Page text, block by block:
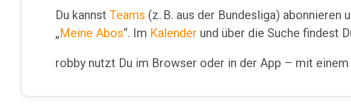
Du kannst Teams (z. B. aus der Bundesliga)
„Meine Abos“. Im Kalender und über die Suche findest
robby nutzt Du im Browser oder in der App – mit